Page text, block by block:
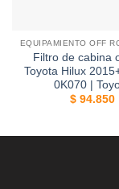
Filtro de cabina
Toyota Hilux
0K070 |
$94.850